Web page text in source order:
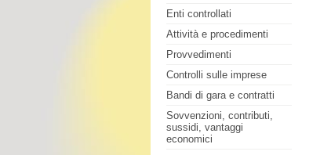
Enti controllati
Attività e procedimenti
Provvedimenti
Controlli sulle imprese
Bandi di gara e contratti
Sovvenzioni, contributi,
sussidi, vantaggi
economici